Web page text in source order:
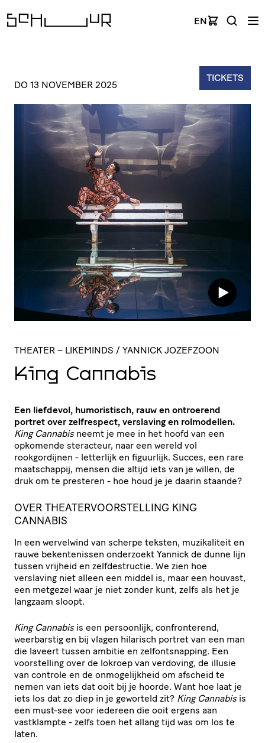
EN
TICKETS
DO 13 NOVEMBER 2025
THEATER – LIKEMINDS / YANNICK JOZEFZOON
King Cannabis
Een liefdevol, humoristisch, rauw en ontroerend
portret over zelfrespect, verslaving en rolmodellen.
King Cannabisneemt je mee in het hoofd van een
opkomende steracteur, naar een wereld vol
rookgordijnen - letterlijk en figuurlijk. Succes, een rare
maatschappij, mensen die altijd iets van je willen, de
druk om te presteren - hoe houd je je daarin staande?
OVER THEATERVOORSTELLING KING
CANNABIS
In een wervelwind van scherpe teksten, muzikaliteit en
rauwe bekentenissen onderzoekt Yannick de dunne lijn
tussen vrijheid en zelfdestructie. We zien hoe
verslaving niet alleen een middel is, maar een houvast,
een metgezel waar je niet zonder kunt, zelfs als het je
langzaam sloopt.
King Cannabisis een persoonlijk, confronterend,
weerbarstig en bij vlagen hilarisch portret van een man
die laveert tussen ambitie en zelfontsnapping. Een
voorstelling over de lokroep van verdoving, de illusie
van controle en de onmogelijkheid om afscheid te
nemen van iets dat ooit bij je hoorde. Want hoe laat je
iets los dat zo diep in je geworteld zit? King Cannabisis
een must-see voor iedereen die ooit ergens aan
vastklampte - zelfs toen het allang tijd was om los te
laten.